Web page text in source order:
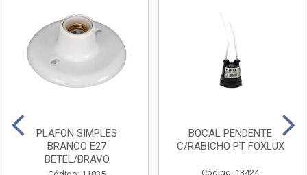
PLAFON SIMPLES
BRANCO E27
BETEL/BRAVO
BOCAL PENDENTE
C/RABICHO PT FOXLUX
Código: 13424